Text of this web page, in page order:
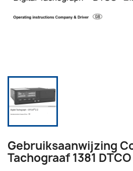
Gebruiksaanwijzing
Tachograaf 1381